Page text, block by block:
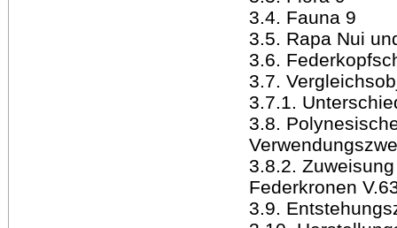
3.4. Fauna 9
3.5. Rapa Nui
3.6.
3.7.
3.7.1.
3.8.
3.8.2.
Federkronen
3.9.